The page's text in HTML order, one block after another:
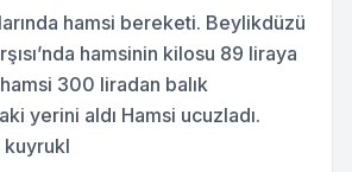
hamsi bereketi. Beylikdüzü
hamsinin kilosu 89 liraya
300 liradan balık
yerini aldı Hamsi ucuzladı.
kuyrukl